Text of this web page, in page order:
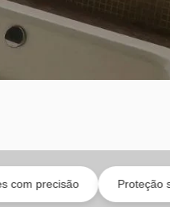
Proteção solar com